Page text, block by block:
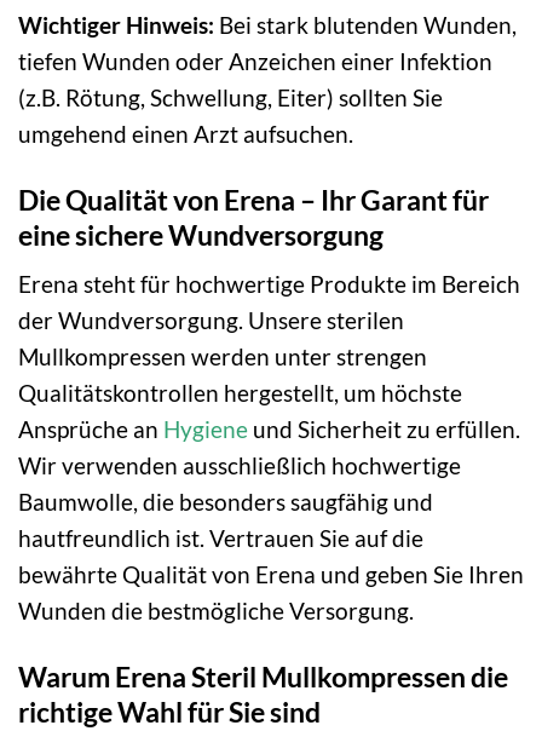
Wichtiger Hinweis: Bei stark blutenden Wunden,
tiefen Wunden oder Anzeichen einer Infektion
(z.B. Rötung, Schwellung, Eiter) sollten Sie
umgehend einen Arzt aufsuchen.
Die Qualität von Erena – Ihr Garant für
eine sichere Wundversorgung
Erena steht für hochwertige Produkte im Bereich
der Wundversorgung. Unsere sterilen
Mullkompressen werden unter strengen
Qualitätskontrollen hergestellt, um höchste
Ansprüche an Hygiene und Sicherheit zu erfüllen.
Wir verwenden ausschließlich hochwertige
Baumwolle, die besonders saugfähig und
hautfreundlich ist. Vertrauen Sie auf die
bewährte Qualität von Erena und geben Sie Ihren
Wunden die bestmögliche Versorgung.
Warum Erena Steril Mullkompressen die
richtige Wahl für Sie sind